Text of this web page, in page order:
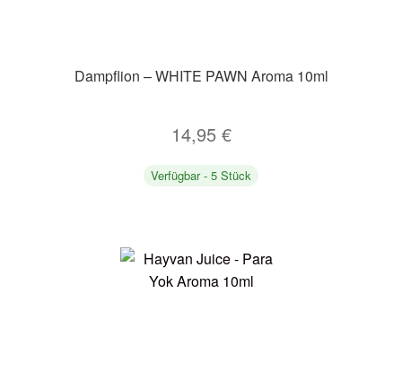
Dampflion – WHITE PAWN Aroma 10ml
14,95 €
Verfügbar - 5 Stück